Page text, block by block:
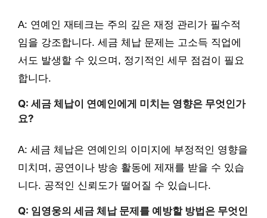
A: 연예인 재테크는 주의 깊은 재정 관리가 필수적
임을 강조합니다. 세금 체납 문제는 고소득 직업에
서도 발생할 수 있으며, 정기적인 세무 점검이 필요
합니다.
Q: 세금 체납이 연예인에게 미치는 영향은 무엇인가
요?
A: 세금 체납은 연예인의 이미지에 부정적인 영향을
미치며, 공연이나 방송 활동에 제재를 받을 수 있습
니다. 공적인 신뢰도가 떨어질 수 있습니다.
Q: 임영웅의 세금 체납 문제를 예방할 방법은 무엇인